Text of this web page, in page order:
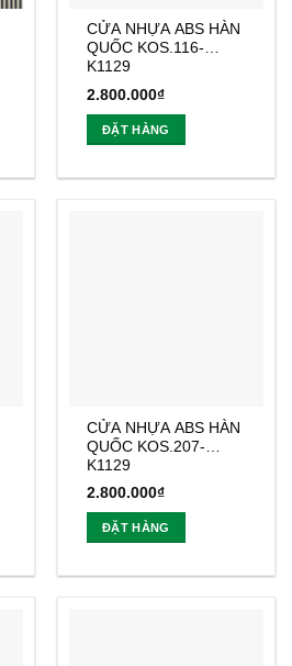
CỬA NHỰA ABS HÀN
QUỐC KOS.116-
K1129
2.800.000₫
ĐẶT HÀNG
CỬA NHỰA ABS HÀN
QUỐC KOS.207-
K1129
2.800.000₫
ĐẶT HÀNG